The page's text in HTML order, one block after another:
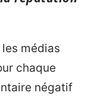
médias
chaque
négatif